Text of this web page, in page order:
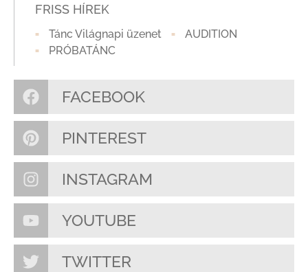
FRISS HÍREK
Tánc Világnapi üzenet
AUDITION
PRÓBATÁNC
FACEBOOK
PINTEREST
INSTAGRAM
YOUTUBE
TWITTER